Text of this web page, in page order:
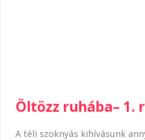
Öltözz ruhába– 1.
A téli szoknyás kihívásunk